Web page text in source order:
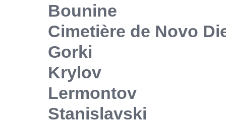
Bounine
Cimetière de Novo
Gorki
Krylov
Lermontov
Stanislavski